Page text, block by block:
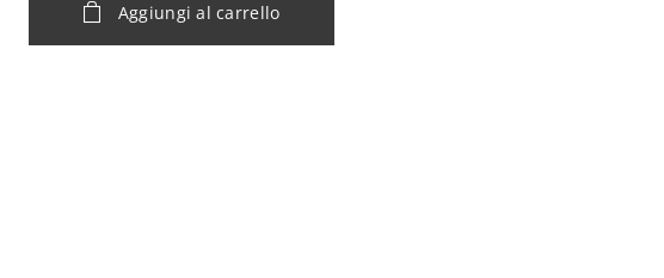
Aggiungi al carrello